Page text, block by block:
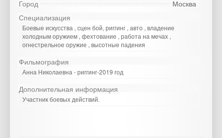
Москва
Город
Специализация
Боевые искусства , сцен бой, риггинг , авто , владение
холодным оружием , фехтование , работа на мечах ,
огнестрельное оружие , высотные падения
Фильмография
Анна Николаевна - риггинг-2019 год
Дополнительная информация
Участник боевых действий.